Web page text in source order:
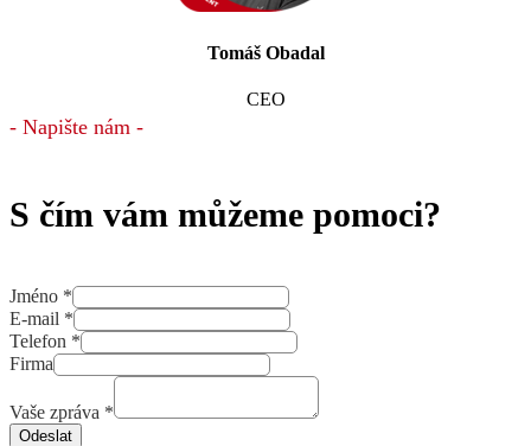
Tomáš Obadal
CEO
- Napište nám -
S čím vám můžeme pomoci?
Jméno *
E-mail *
Telefon *
Firma
Vaše zpráva *
Odeslat